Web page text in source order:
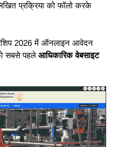
प्रक्रिया को फॉलो करके
2026 में ऑनलाइन आवेदन
सबसे पहले आधिकारिक वेबसाइट